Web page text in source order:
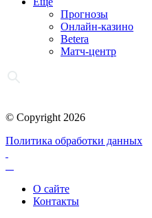
Прогнозы
Онлайн-казино
Betera
Матч-центр
© Copyright 2026
Политика обработки данных
О сайте
Контакты